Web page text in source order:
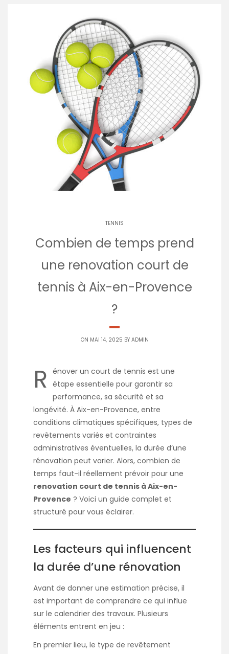
TENNIS
Combien de temps prend
une renovation court de
tennis à Aix-en-Provence
?
ON MAI 14, 2025 BY ADMIN
R énover un court de tennis est une
étape essentielle pour garantir sa
performance, sa sécurité et sa
longévité. À Aix-en-Provence, entre
conditions climatiques spécifiques, types de
revêtements variés et contraintes
administratives éventuelles, la durée d’une
rénovation peut varier. Alors, combien de
temps faut-il réellement prévoir pour une
renovation court de tennis à Aix-en-
Provence ? Voici un guide complet et
structuré pour vous éclairer.
Les facteurs qui influencent
la durée d’une rénovation
Avant de donner une estimation précise, il
est important de comprendre ce qui influe
sur le calendrier des travaux. Plusieurs
éléments entrent en jeu :
En premier lieu, le type de revêtement